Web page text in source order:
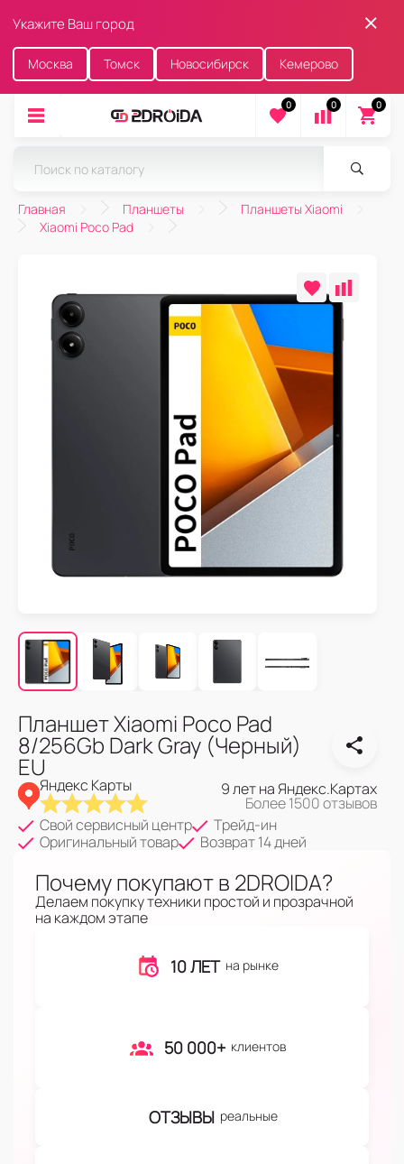
Укажите Ваш город
Москва Томск Новосибирск Кемерово
0 0 0
Главная Планшеты
Планшеты Xiaomi
Xiaomi Poco Pad
Планшет Xiaomi Poco Pad
8/256Gb Dark Gray (Черный)
EU
Яндекс Карты 9 лет на Яндекс.Картах
Более 1500 отзывов
Свой сервисный центр
Трейд-ин
Оригинальный товар
Возврат 14 дней
Почему покупают в 2DROIDA?
Делаем покупку техники простой и прозрачной
на каждом этапе
10 ЛЕТ на рынке
50 000+ клиентов
ОТЗЫВЫ реальные